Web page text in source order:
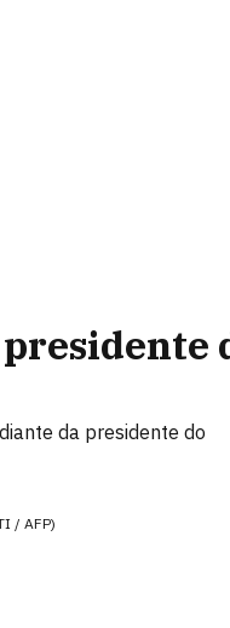
da presidente do
/ AFP)